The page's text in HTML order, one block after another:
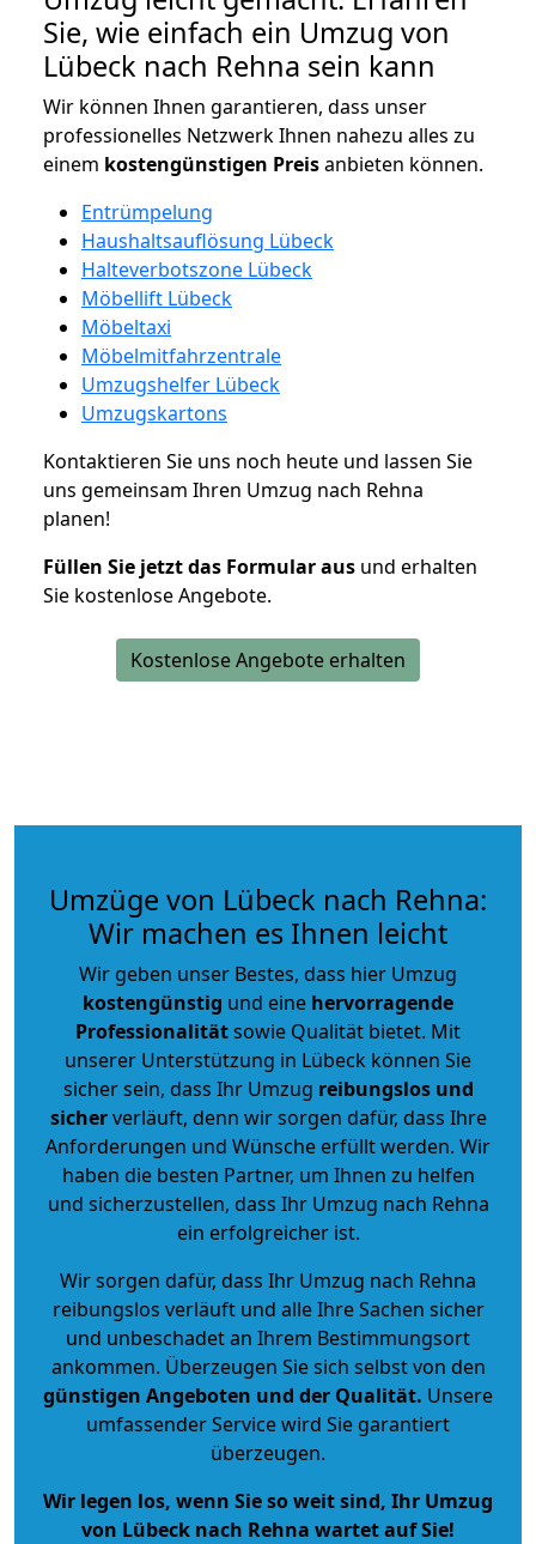
Sie, wie einfach ein Umzug von
Lübeck nach Rehna sein kann
Wir können Ihnen garantieren, dass unser
professionelles Netzwerk Ihnen nahezu alles zu
einem kostengünstigen Preisanbieten können.
Entrümpelung
Haushaltsauflösung Lübeck
Halteverbotszone Lübeck
Möbellift Lübeck
Möbeltaxi
Möbelmitfahrzentrale
Umzugshelfer Lübeck
Umzugskartons
Kontaktieren Sie uns noch heute und lassen Sie
uns gemeinsam Ihren Umzug nach Rehna
planen!
Füllen Sie jetzt das Formular aus und erhalten
Sie kostenlose Angebote.
Kostenlose Angebote erhalten
Umzüge von Lübeck nach Rehna:
Wir machen es Ihnen leicht
Wir geben unser Bestes, dass hier Umzug
kostengünstig und eine hervorragende
Professionalitätsowie Qualität bietet. Mit
unserer Unterstützung in Lübeck können Sie
sicher sein, dass Ihr Umzug reibungslos und
sicherverläuft, denn wir sorgen dafür, dass Ihre
Anforderungen und Wünsche erfüllt werden. Wir
haben die besten Partner, um Ihnen zu helfen
und sicherzustellen, dass Ihr Umzug nach Rehna
ein erfolgreicher ist.
Wir sorgen dafür, dass Ihr Umzug nach Rehna
reibungslos verläuft und alle Ihre Sachen sicher
und unbeschadet an Ihrem Bestimmungsort
ankommen. Überzeugen Sie sich selbst von den
günstigen Angeboten und der Qualität. Unsere
umfassender Service wird Sie garantiert
überzeugen.
Wir legen los, wenn Sie so weit sind, Ihr Umzug
von Lübeck nach Rehna wartet auf Sie!